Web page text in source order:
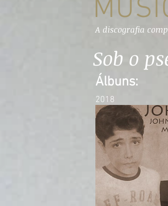
A discografia
Sob o
Álbuns:
2018